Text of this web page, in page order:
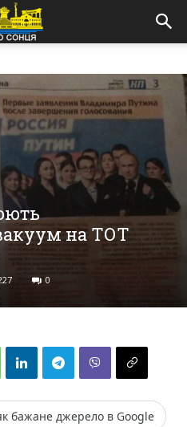
на ТОТ
0
бажане джерело в Google